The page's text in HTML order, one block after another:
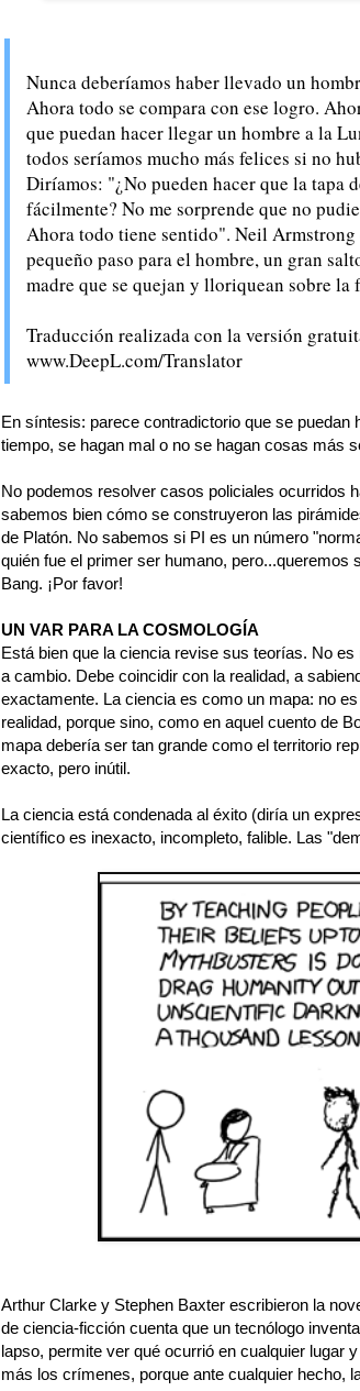
Nunca deberíamos haber llevado un
Ahora todo se compara con ese logro.
que puedan hacer llegar un hombre a la
todos seríamos mucho más felices si no
Diríamos: "¿No pueden hacer que la tapa
fácilmente? No me sorprende que no
Ahora todo tiene sentido". Neil
pequeño paso para el hombre, un gran
madre que se quejan y lloriquean sobre la
Traducción realizada con la versión
www.DeepL.com/Translator
En síntesis: parece contradictorio que se
tiempo, se hagan mal o no se hagan cosas más
No podemos resolver casos policiales ocurridos
sabemos bien cómo se construyeron las
de Platón. No sabemos si PI es un número
quién fue el primer ser humano, pero...queremos
Bang. ¡Por favor!
UN VAR PARA LA COSMOLOGÍA
Está bien que la ciencia revise sus teorías. No
a cambio. Debe coincidir con la realidad, a
exactamente. La ciencia es como un mapa: no
realidad, porque sino, como en aquel cuento de
mapa debería ser tan grande como el territorio
exacto, pero inútil.
La ciencia está condenada al éxito (diría un
científico es inexacto, incompleto, falible. Las
Arthur Clarke y Stephen Baxter escribieron la
de ciencia-ficción cuenta que un tecnólogo
lapso, permite ver qué ocurrió en cualquier lugar
más los crímenes, porque ante cualquier hecho,